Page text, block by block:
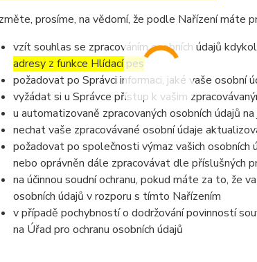
prosíme, na vědomí, že podle Nařízení máte
vzít souhlas se zpracováním osobních údajů
adresy z funkce Hlídací pes
požadovat po Správci informaci, jaké vaše osobní
vyžádat si u Správce přístup k vašim
u automatizovaně zpracovaných osobních údajů
nechat vaše zpracovávané osobní údaje
požadovat po společnosti výmaz vašich osobních
nebo oprávněn dále zpracovávat dle příslušných
na účinnou soudní ochranu, pokud máte za to, že
osobních údajů v rozporu s tímto Nařízením
v případě pochybností o dodržování povinností
na Úřad pro ochranu osobních údajů